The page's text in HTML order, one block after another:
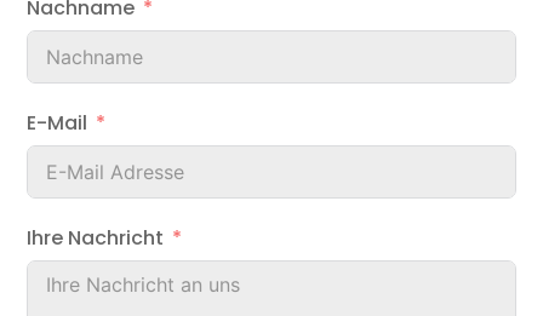
Nachname
E-Mail
Ihre Nachricht